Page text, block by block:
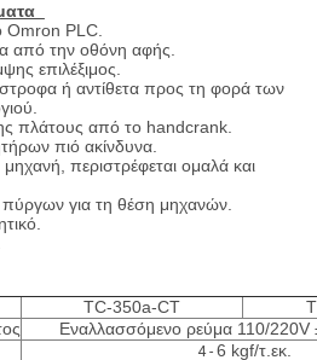
Omron PLC.
από την οθόνη αφής.
επιλέξιμος.
ή αντίθετα προς τη φορά των
πλάτους από το handcrank.
πιό ακίνδυνα.
μηχανή, περιστρέφεται ομαλά και
πύργων για τη θέση μηχανών.
TC-350a-CT
Εναλλασσόμενο ρεύμα 110/220V
4 - 6 kgf/τ.εκ.